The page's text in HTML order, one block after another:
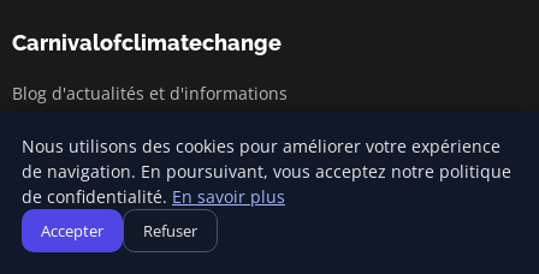
Carnivalofclimatechange
Blog d'actualités et d'informations
Catégories
Changements climatiques
Nous utilisons des cookies pour améliorer votre expérience
de navigation. En poursuivant, vous acceptez notre politique
de confidentialité. En savoir plus
Accepter Refuser